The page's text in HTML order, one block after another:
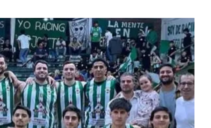
SUNCA INVITA A
CELEBRAR EL DÍA DEL
NIÑO ESTE SÁBADO.